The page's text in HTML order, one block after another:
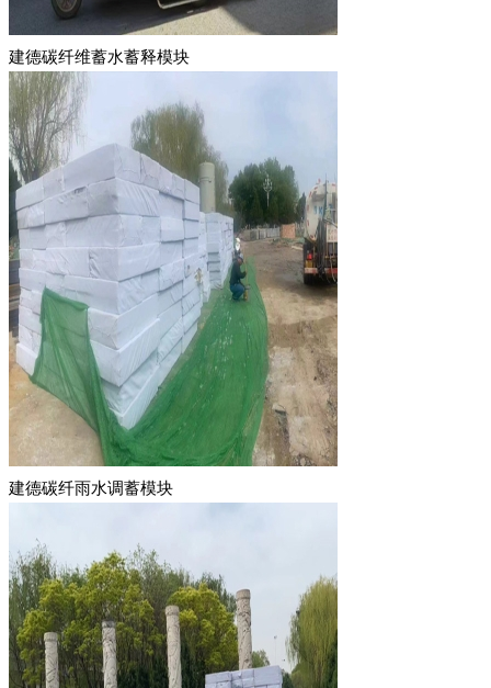
建德碳纤维蓄水蓄释模块
建德碳纤雨水调蓄模块